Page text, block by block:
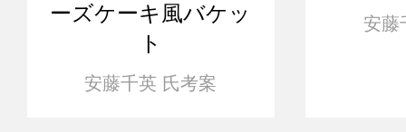
ーズケーキ風バケッ
ト
安藤千英 氏考案
安藤